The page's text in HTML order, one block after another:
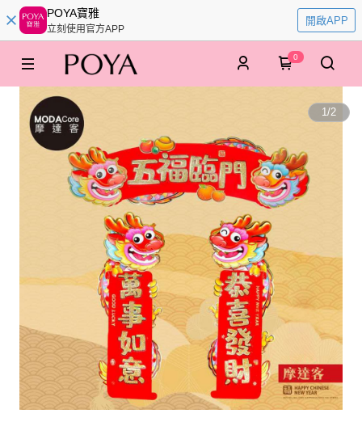
POYA寶雅
立刻使用官方APP
開啟APP
0
1/2